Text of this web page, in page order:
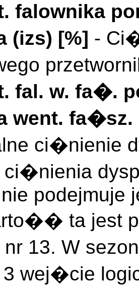
falownika
(izs) [%] -
fal. w. fa�.
went. fa�sz.
ci�nienie
podejmuje
ta jest
nr 13. W
3 wej�cie